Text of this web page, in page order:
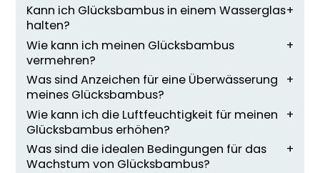
Kann ich Glücksbambus in einem Wasserglas
halten?
Wie kann ich meinen Glücksbambus
vermehren?
Was sind Anzeichen für eine Überwässerung
meines Glücksbambus?
Wie kann ich die Luftfeuchtigkeit für meinen
Glücksbambus erhöhen?
Was sind die idealen Bedingungen für das
Wachstum von Glücksbambus?